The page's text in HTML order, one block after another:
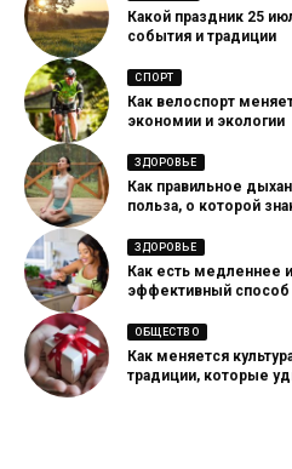
Какой праздник 25
события и традиции
СПОРТ
Как велоспорт
экономии и экологии
ЗДОРОВЬЕ
Как правильное
польза, о которой
ЗДОРОВЬЕ
Как есть медленнее
эффективный способ
ОБЩЕСТВО
Как меняется
традиции, которые